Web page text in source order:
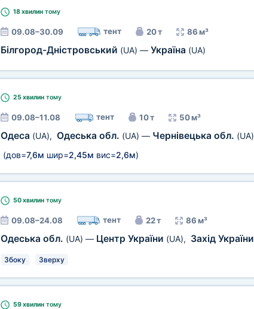
18 хвилинтому
09.08–30.09 тент 20 т 86 м³
Білгород-Дністровський (UA) — Україна (UA)
25 хвилинтому
09.08–11.08 тент 10 т 50 м³
Одеса (UA), Одеська обл. (UA) — Чернівецька обл. (UA)
(дов=7,6м шир=2,45м вис=2,6м)
50 хвилинтому
09.08–24.08 тент 22 т 86 м³
Одеська обл. (UA) — Центр України (UA), Захід України
Збоку Зверху
59 хвилинтому